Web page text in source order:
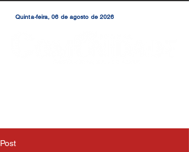
Quinta-feira, 06 de agosto de 2026
Post